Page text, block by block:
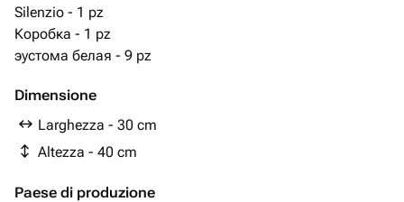
Silenzio - 1 pz
Коробка - 1 pz
эустома белая - 9 pz
Dimensione
Larghezza - 30 cm
Altezza - 40 cm
Paese di produzione